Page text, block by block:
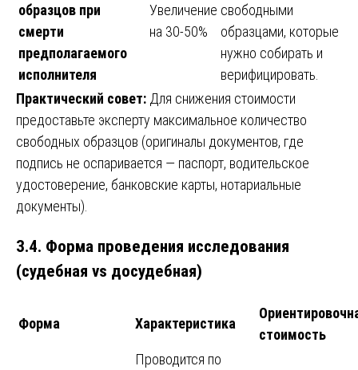
образцов при
смерти
предполагаемого
исполнителя
Увеличение
на 30-50%
свободными
образцами, которые
нужно собирать и
верифицировать.
Практический совет: Для снижения стоимости
предоставьте эксперту максимальное количество
свободных образцов (оригиналы документов, где
подпись не оспаривается — паспорт, водительское
удостоверение, банковские карты, нотариальные
документы).
3.4. Форма проведения исследования
(судебная vs досудебная)
Форма Характеристика
стоимость
Проводится по